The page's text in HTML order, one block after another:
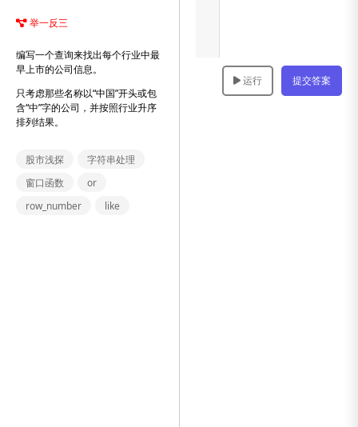
举一反三
编写一个查询来找出每个行业中最
早上市的公司信息。
只考虑那些名称以“中国”开头或包
含“中”字的公司，并按照行业升序
排列结果。
股市浅探
字符串处理
窗口函数
or
row_number
like
运行 提交答案